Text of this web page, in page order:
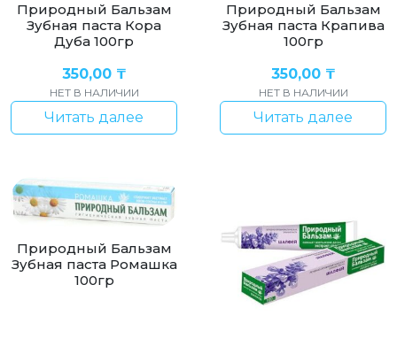
Природный Бальзам
Зубная паста Кора
Дуба 100гр
350,00 ₸
НЕТ В НАЛИЧИИ
Читать далее
Природный Бальзам
Зубная паста Крапива
100гр
350,00 ₸
НЕТ В НАЛИЧИИ
Читать далее
Природный Бальзам
Зубная паста Ромашка
100гр